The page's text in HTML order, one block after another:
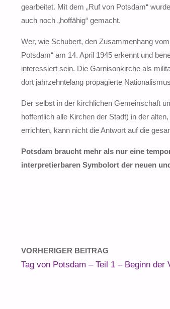
gearbeitet. Mit dem „Ruf von Potsdam“
auch noch „hoffähig“ gemacht.
Wer, wie Schubert, den Zusammenhang
Potsdam“ am 14. April 1945 erkennt und
interessiert sein. Die Garnisonkirche als
dort jahrzehntelang propagierte
Der selbst in der kirchlichen Gemeinschaft
hoffentlich alle Kirchen der Stadt) in der
errichten, kann nicht die Antwort auf die
Potsdam braucht mehr als nur eine
interpretierbaren Symbolort der neuen
VORHERIGER BEITRAG
Tag von Potsdam – Teil 1 – Beginn der